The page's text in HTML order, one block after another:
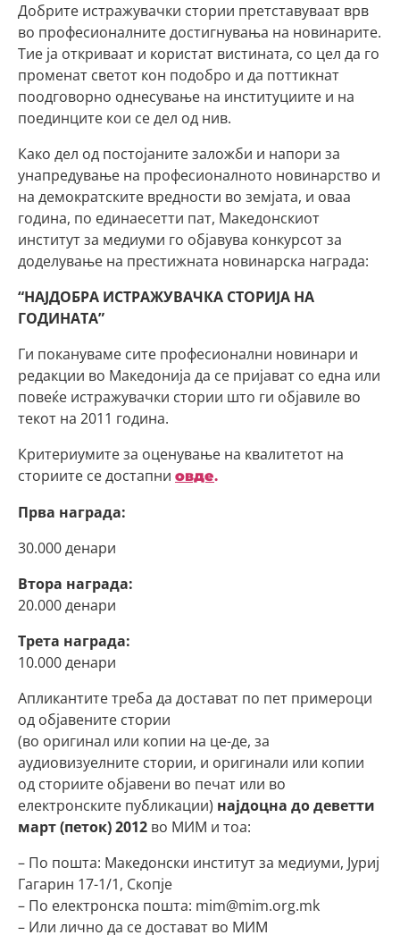
Добрите истражувачки стории претставуваат врв
во професионалните достигнувања на новинарите.
Тие ја откриваат и користат вистината, со цел да го
променат светот кон подобро и да поттикнат
поодговорно однесување на институциите и на
поединците кои се дел од нив.
Како дел од постојаните заложби и напори за
унапредување на професионалното новинарство и
на демократските вредности во земјата, и оваа
година, по единаесетти пат, Македонскиот
институт за медиуми го објавува конкурсот за
доделување на престижната новинарска награда:
“НАЈДОБРА ИСТРАЖУВАЧКА СТОРИЈА НА
ГОДИНАТА”
Ги покануваме сите професионални новинари и
редакции во Македонија да се пријават со една или
повеќе истражувачки стории што ги објавиле во
текот на 2011 година.
Критериумите за оценување на квалитетот на
сториите се достапни овде.
Прва награда:
30.000 денари
Втора награда:
20.000 денари
Трета награда:
10.000 денари
Апликантите треба да достават по пет примероци
од објавените стории
(во оригинал или копии на це-де, за
аудиовизуелните стории, и оригинали или копии
од сториите објавени во печат или во
електронските публикации) најдоцна до деветти
март (петок) 2012 во МИМ и тоа:
– По пошта: Македонски институт за медиуми, Јуриј
Гагарин 17-1/1, Скопје
– По електронска пошта: mim@mim.org.mk
– Или лично да се достават во МИМ